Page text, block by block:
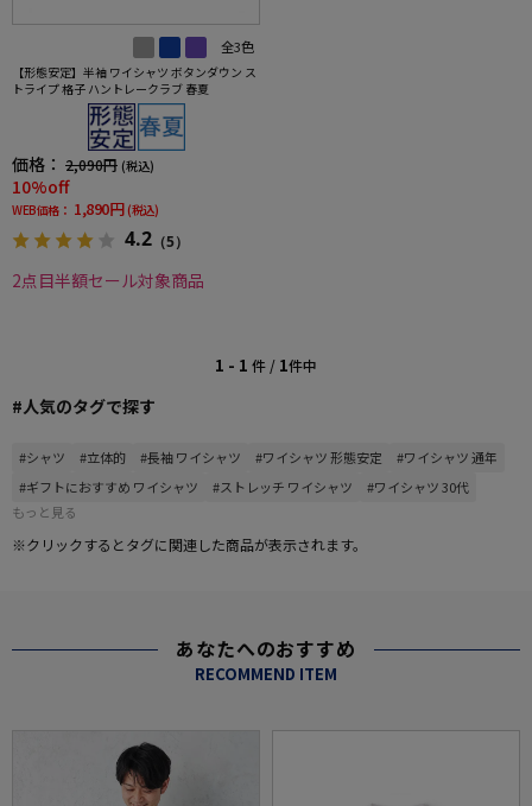
全3色
【形態安定】半袖 ワイシャツ ボタンダウン ス
トライプ 格子 ハントレークラブ 春夏
価格： 2,090円 (税込)
10%off
WEB価格： 1,890円 (税込)
4.2 （5）
2点目半額セール対象商品
1 - 1 件 / 1件中
#人気のタグで探す
#シャツ #立体的 #長袖 ワイシャツ #ワイシャツ 形態安定
#ワイシャツ 通年
#ギフトにおすすめ ワイシャツ
#ストレッチ ワイシャツ
#ワイシャツ 30代
もっと見る
※クリックするとタグに関連した商品が表示されます。
あなたへのおすすめ
RECOMMEND ITEM